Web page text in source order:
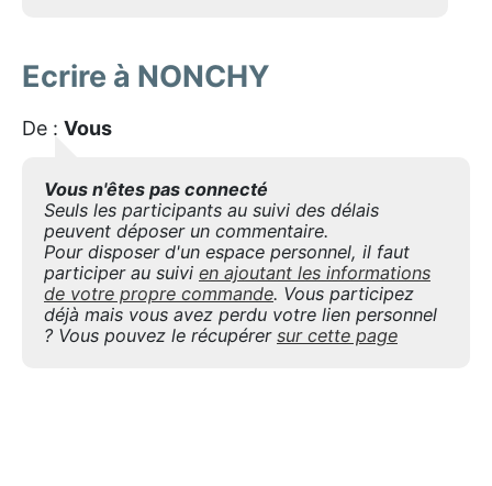
Ecrire à NONCHY
De : Vous
Vous n'êtes pas connecté
Seuls les participants au suivi des délais
peuvent déposer un commentaire.
Pour disposer d'un espace personnel, il faut
participer au suivi en ajoutant les informations
de votre propre commande. Vous participez
déjà mais vous avez perdu votre lien personnel
? Vous pouvez le récupérer sur cette page